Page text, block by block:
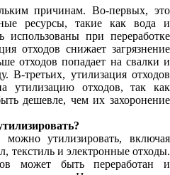
причинам. Во-первых, это
ресурсы, такие как вода и
использованы при переработке
отходов снижает загрязнение
отходов попадает на свалки и
В-третьих, утилизация отходов
утилизацию отходов, так как
дешевле, чем их захоронение
утилизировать, включая
текстиль и электронные отходы.
может быть переработан и